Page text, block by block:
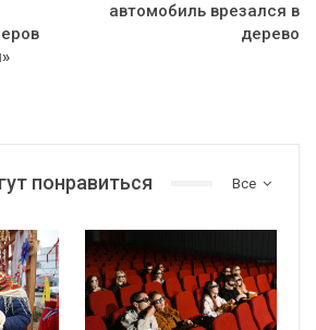
автомобиль врезался в
дерево
Все
понравиться